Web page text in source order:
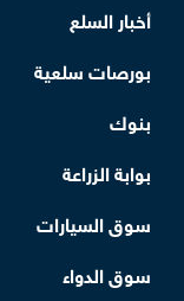
أخبار السلع
بورصات سلعية
بنوك
بوابة الزراعة
سوق السيارات
سوق الدواء